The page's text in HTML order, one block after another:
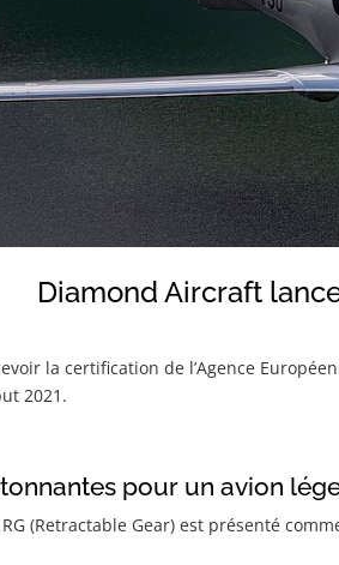
Diamond Aircraft
la certification de l’Agence
2021.
pour un avion
(Retractable Gear) est présenté